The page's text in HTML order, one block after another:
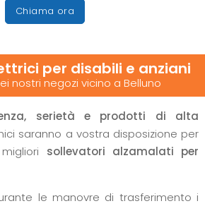
Chiama ora
per disabili e anziani
nostri negozi vicino a Belluno
serietà e prodotti di alta
saranno a vostra disposizione per
sollevatori alzamalati per
le manovre di trasferimento i